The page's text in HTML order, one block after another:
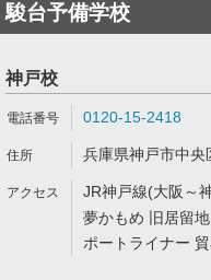
駿台予備学校
神戸校
0120-15-2418
兵庫県神戸市中
JR神戸線(大阪～
夢かもめ 旧居留
ポートライナー